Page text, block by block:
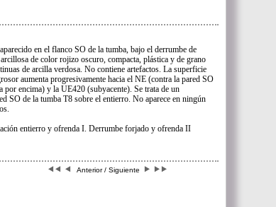
en el flanco SO de la tumba, bajo el derrumbe de
de color rojizo oscuro, compacta, plástica y de grano
de arcilla verdosa. No contiene artefactos. La superficie
aumenta progresivamente hacia el NE (contra la pared SO
encima) y la UE420 (subyacente). Se trata de un
SO de la tumba T8 sobre el entierro. No aparece en ningún
entierro y ofrenda I. Derrumbe forjado y ofrenda II
Anterior / Siguiente